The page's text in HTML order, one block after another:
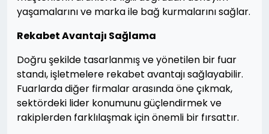
yaşamalarını ve marka ile bağ kurmalarını sağlar.
Rekabet Avantajı Sağlama
Doğru şekilde tasarlanmış ve yönetilen bir fuar
standı, işletmelere rekabet avantajı sağlayabilir.
Fuarlarda diğer firmalar arasında öne çıkmak,
sektördeki lider konumunu güçlendirmek ve
rakiplerden farklılaşmak için önemli bir fırsattır.